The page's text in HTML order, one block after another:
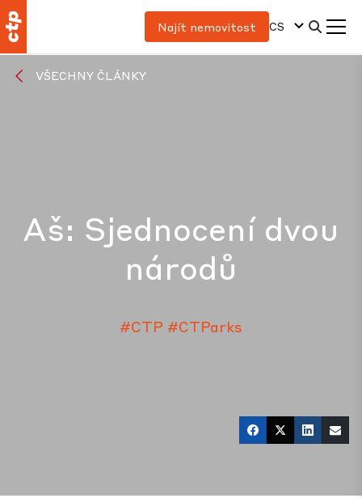
Najít nemovitost CS
VŠECHNY ČLÁNKY
Aš: Sjednocení dvou
národů
#CTP #CTParks